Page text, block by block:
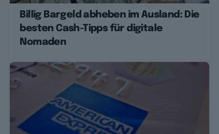
Billig Bargeld abheben im Ausland: Die
besten Cash-Tipps für digitale
Nomaden